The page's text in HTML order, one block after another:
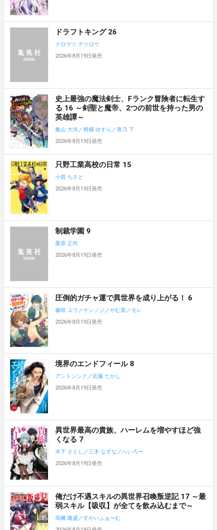
ドラフトキング 26
クロマツ テツロウ
2026年8月19日発売
史上最強の魔法剣士、Fランク冒険者に転生す
る 16 ～剣聖と魔帝、2つの前世を持った男の
英雄譚～
亀山 大河／柑橘 ゆすら ／青乃 下
2026年8月19日発売
只野工業高校の日常 15
小賀 ちさと
2026年8月19日発売
制裁学園 9
栗原 正尚
2026年8月19日発売
圧倒的ガチャ運で異世界を成り上がる！ 6
藤咲 ユウ ／ケンノジ ／やむ茶／モレ
2026年8月19日発売
境界のエンドフィール 8
アントンシク ／近藤 たかし
2026年8月19日発売
異世界最高の貴族、ハーレムを増やすほど強
くなる 7
木下 さとし ／三木 なずな ／へいろー
2026年8月19日発売
俺だけ不遇スキルの異世界召喚叛逆記 17 ～最
弱スキル【吸収】が全てを飲み込むまで～
高幡 隆盛／すかいふぁーむ